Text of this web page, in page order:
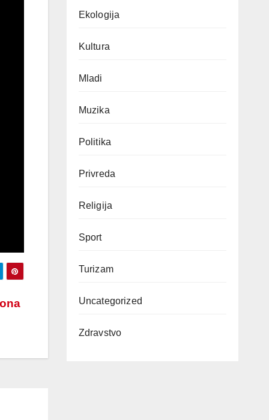
Ekologija
Kultura
Mladi
Muzika
Politika
Privreda
Religija
Sport
Turizam
Uncategorized
Zdravstvo